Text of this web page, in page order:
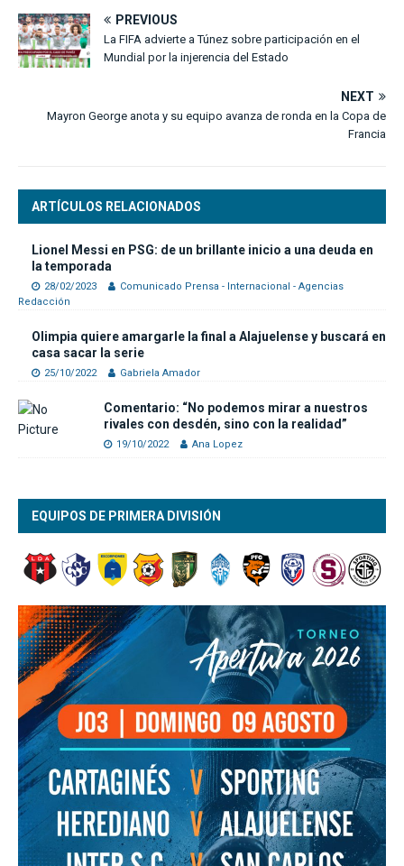
PREVIOUS
La FIFA advierte a Túnez sobre participación en el
Mundial por la injerencia del Estado
NEXT
Mayron George anota y su equipo avanza de ronda en la Copa de
Francia
ARTÍCULOS RELACIONADOS
Lionel Messi en PSG: de un brillante inicio a una deuda en
la temporada
28/02/2023
Comunicado Prensa - Internacional - Agencias
Redacción
Olimpia quiere amargarle la final a Alajuelense y buscará en
casa sacar la serie
25/10/2022 Gabriela Amador
Comentario: “No podemos mirar a nuestros
rivales con desdén, sino con la realidad”
19/10/2022 Ana Lopez
EQUIPOS DE PRIMERA DIVISIÓN